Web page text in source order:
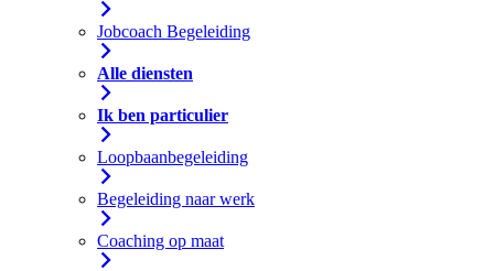
Jobcoach Begeleiding
Alle diensten
Ik ben particulier
Loopbaanbegeleiding
Begeleiding naar werk
Coaching op maat